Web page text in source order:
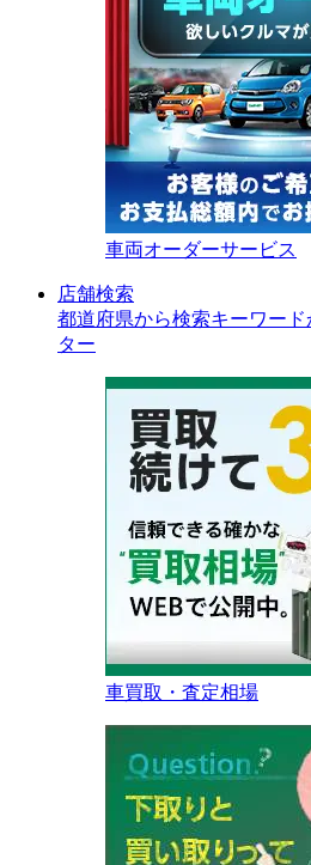
車両オーダーサービス
店舗検索
都道府県から検索キーワード
ター
車買取・査定相場